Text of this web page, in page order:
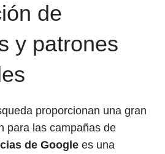
de
y patrones
proporcionan una gran
para las campañas de
de Google es una